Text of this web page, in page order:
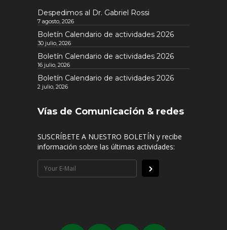
Despedimos al Dr. Gabriel Rossi
7 agosto, 2026
Boletín Calendario de actividades 2026
30 julio, 2026
Boletín Calendario de actividades 2026
16 julio, 2026
Boletín Calendario de actividades 2026
2 julio, 2026
Vías de Comunicación & redes
SUSCRÍBETE A NUESTRO BOLETÍN y recibe
información sobre las últimas actividades: